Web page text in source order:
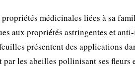
médicinales liées à sa
aux propriétés astringentes et
présentent des applications
les abeilles pollinisant ses fleurs